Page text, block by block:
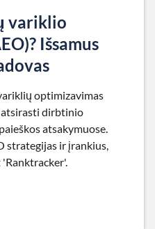
variklio
Išsamus
optimizavimas
atsirasti dirbtinio
atsakymuose.
strategijas ir įrankius,